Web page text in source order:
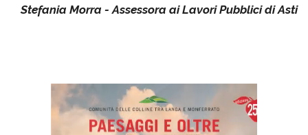
Stefania Morra - Assessora ai Lavori Pubblici di Asti